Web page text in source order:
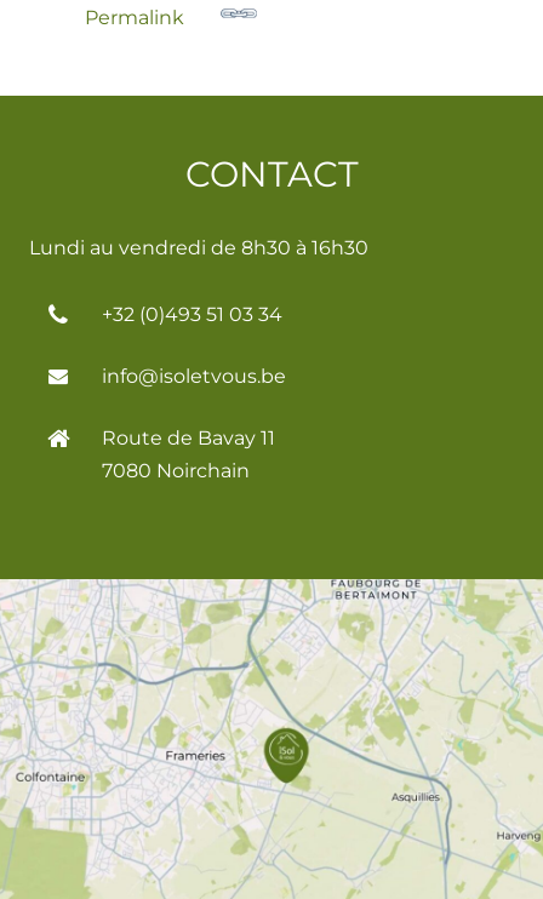
Permalink
CONTACT
Lundi au vendredi de 8h30 à 16h30
+32 (0)493 51 03 34
info@isoletvous.be
Route de Bavay 11
7080 Noirchain